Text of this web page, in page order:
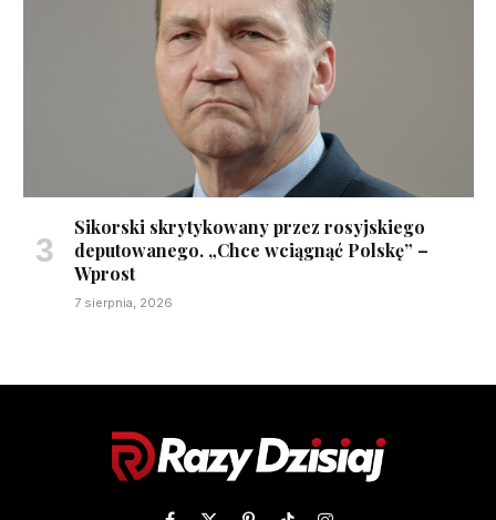
Sikorski skrytykowany przez rosyjskiego
deputowanego. „Chce wciągnąć Polskę” –
Wprost
7 sierpnia, 2026